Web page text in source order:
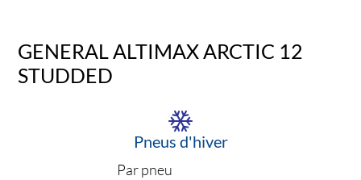
GENERAL ALTIMAX ARCTIC 12
STUDDED
Pneus d'hiver
Par pneu